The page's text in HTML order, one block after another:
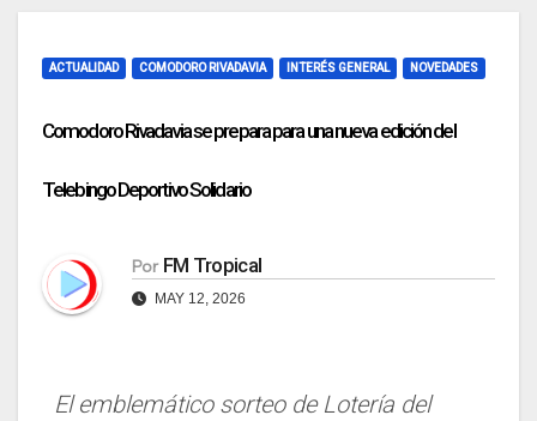
ACTUALIDAD COMODORO RIVADAVIA INTERÉS GENERAL NOVEDADES
Comodoro Rivadavia se prepara para una nueva edición del
Telebingo Deportivo Solidario
Por FM Tropical
MAY 12, 2026
El emblemático sorteo de Lotería del